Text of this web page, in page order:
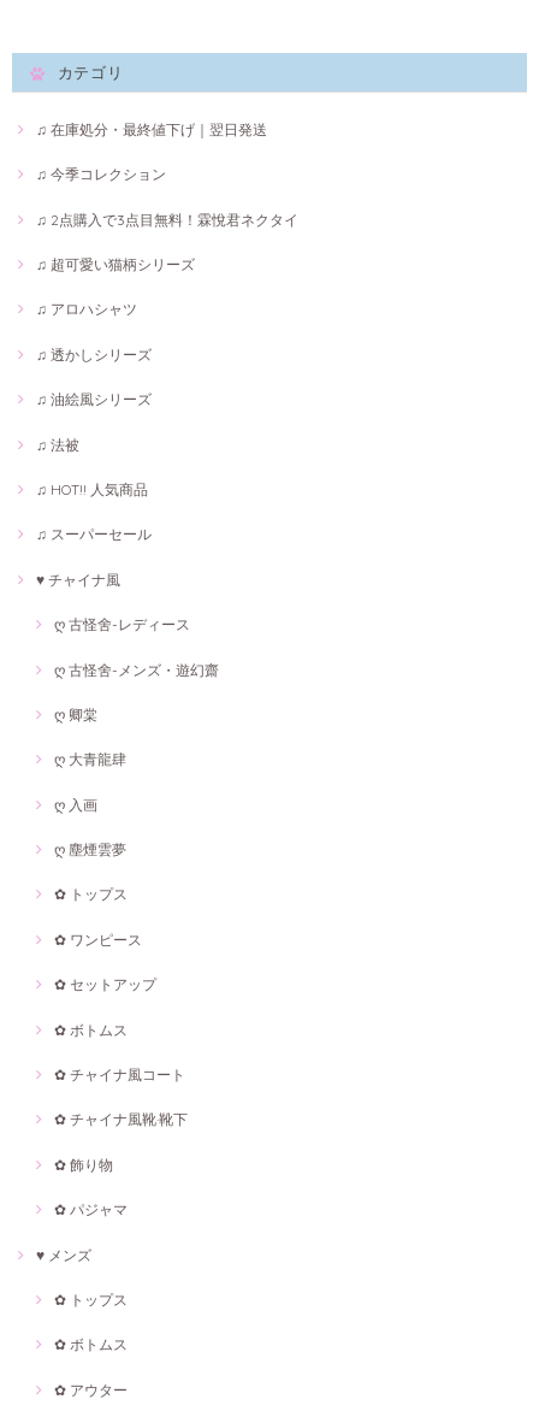
カテゴリ
♫ 在庫処分・最終値下げ｜翌日発送
♫ 今季コレクション
♫ 2点購入で3点目無料！霖悅君ネクタイ
♫ 超可愛い猫柄シリーズ
♫ アロハシャツ
♫ 透かしシリーズ
♫ 油絵風シリーズ
♫ 法被
♫ HOT!! 人気商品
♫ スーパーセール
♥ チャイナ風
ღ 古怪舍-レディース
ღ 古怪舍-メンズ・遊幻齋
ღ 卿棠
ღ 大青龍肆
ღ 入画
ღ 塵煙雲夢
✿ トップス
✿ ワンピース
✿ セットアップ
✿ ボトムス
✿ チャイナ風コート
✿ チャイナ風靴·靴下
✿ 飾り物
✿ パジャマ
♥ メンズ
✿ トップス
✿ ボトムス
✿ アウター